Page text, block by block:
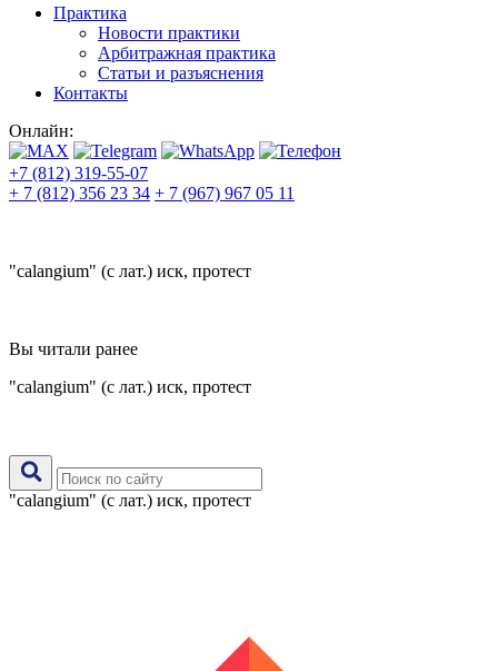
Практика
Новости практики
Арбитражная практика
Статьи и разъяснения
Контакты
Онлайн:
+7 (812) 319-55-07
+ 7 (812) 356 23 34 + 7 (967) 967 05 11
"calangium" (с лат.) иск, протест
Вы читали ранее
"calangium" (с лат.) иск, протест
"calangium" (с лат.) иск, протест